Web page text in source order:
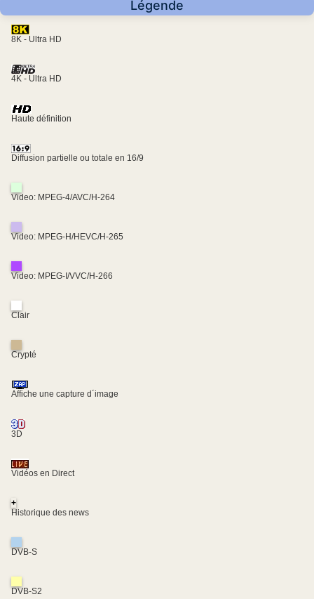
Légende
8K - Ultra HD
4K - Ultra HD
Haute définition
Diffusion partielle ou totale en 16/9
Video: MPEG-4/AVC/H-264
Video: MPEG-H/HEVC/H-265
Video: MPEG-I/VVC/H-266
Clair
Crypté
Affiche une capture d´image
3D
Vidéos en Direct
+
Historique des news
DVB-S
DVB-S2